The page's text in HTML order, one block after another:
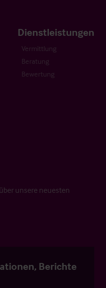
Dienstleistungen
Vermittlung
Beratung
Bewertung
unsere neuesten
Berichte